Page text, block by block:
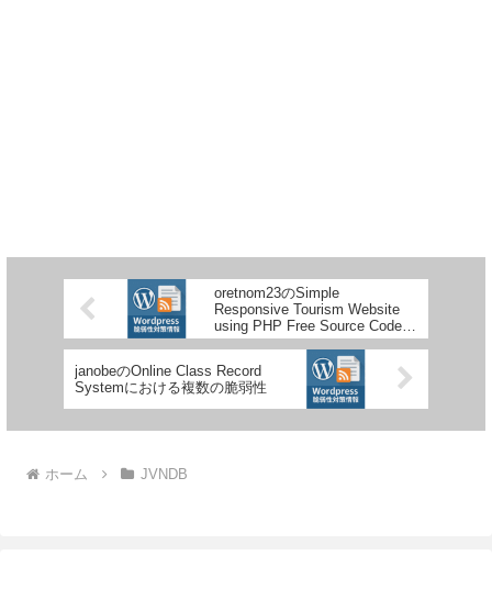
oretnom23のSimple
Responsive Tourism Website
using PHP Free Source Codeに
おける複数の脆弱性
janobeのOnline Class Record
Systemにおける複数の脆弱性
ホーム JVNDB